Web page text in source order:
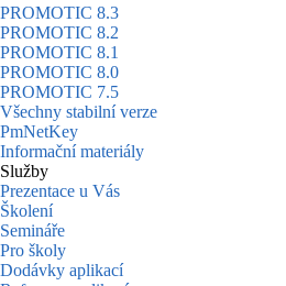
PROMOTIC 8.3
PROMOTIC 8.2
PROMOTIC 8.1
PROMOTIC 8.0
PROMOTIC 7.5
Všechny stabilní verze
PmNetKey
Informační materiály
Služby
Prezentace u Vás
Školení
Semináře
Pro školy
Dodávky aplikací